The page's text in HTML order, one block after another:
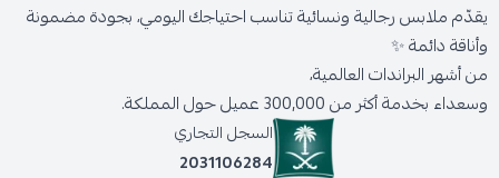
يقدّم ملابس رجالية ونسائية تناسب احتياجك اليومي، بجودة مضمونة
وأناقة دائمة ✨
من أشهر البراندات العالمية،
وسعداء بخدمة أكثر من 300,000 عميل حول المملكة.
السجل التجاري
2031106284